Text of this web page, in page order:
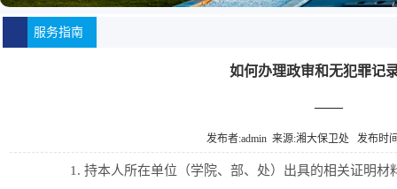
服务指南
如何办理政审和无犯罪记
——
发布者:admin 来源:湘大保卫处 发布时
1. 持本人所在单位（学院、部、处）出具的相关证明材